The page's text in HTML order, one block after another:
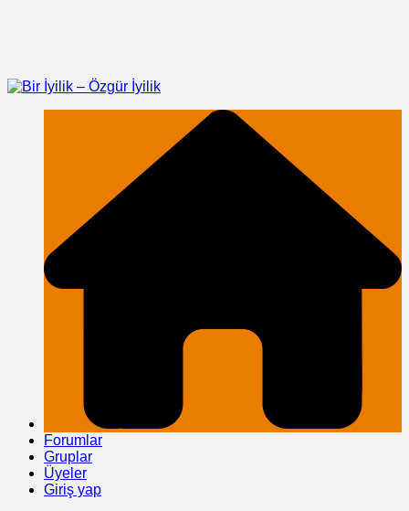
Forumlar
Gruplar
Üyeler
Giriş yap